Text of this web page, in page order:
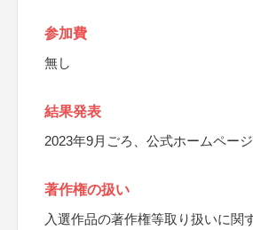
参加費
無し
結果発表
2023年9月ごろ、公式ホームペー
著作権の扱い
入選作品の著作権等取り扱いに関